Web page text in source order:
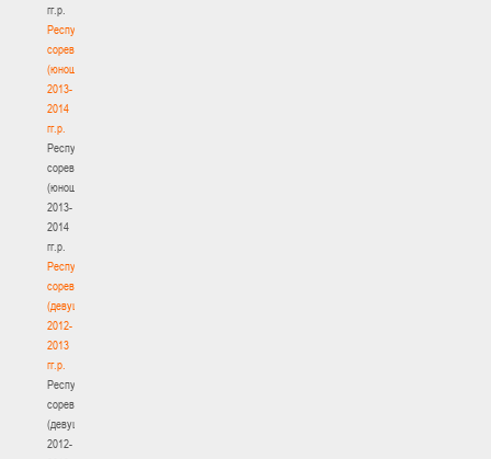
гг.р.
Республиканские
соревнования
(юноши)
2013-
2014
гг.р.
Республиканские
соревнования
(юноши)
2013-
2014
гг.р.
Республиканские
соревнования
(девушки)
2012-
2013
гг.р.
Республиканские
соревнования
(девушки)
2012-